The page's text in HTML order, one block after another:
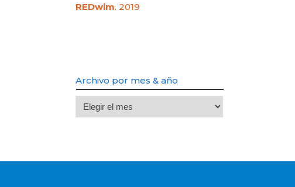
REDwim. 2019
Archivo por mes & año
Archivo
por
año